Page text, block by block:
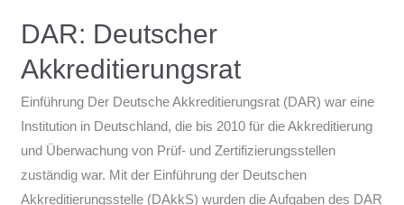
DAR: Deutscher
Akkreditierungsrat
Einführung Der Deutsche Akkreditierungsrat (DAR) war eine
Institution in Deutschland, die bis 2010 für die Akkreditierung
und Überwachung von Prüf- und Zertifizierungsstellen
zuständig war. Mit der Einführung der Deutschen
Akkreditierungsstelle (DAkkS) wurden die Aufgaben des DAR